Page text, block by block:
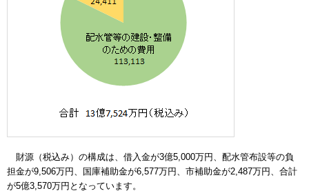
財源（税込み）の構成は、借入金が3億5,000万円、配水管布設等の負
担金が9,506万円、国庫補助金が6,577万円、市補助金が2,487万円、合計
が5億3,570万円となっています。